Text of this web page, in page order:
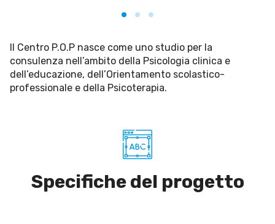
Il Centro P.O.P nasce come uno studio per la
consulenza nell’ambito della Psicologia clinica e
dell’educazione, dell’Orientamento scolastico-
professionale e della Psicoterapia.
Specifiche del progetto